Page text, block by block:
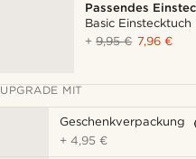
Passendes
Basic
+9,95 € 7,96 €
UPGRADE MIT
Geschenkverpackung
+4,95 €